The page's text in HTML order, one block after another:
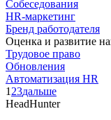
Собеседования
HR-маркетинг
Бренд работодателя
Оценка и развитие
Трудовое право
Обновления
Автоматизация HR
1 23дальше
HeadHunter